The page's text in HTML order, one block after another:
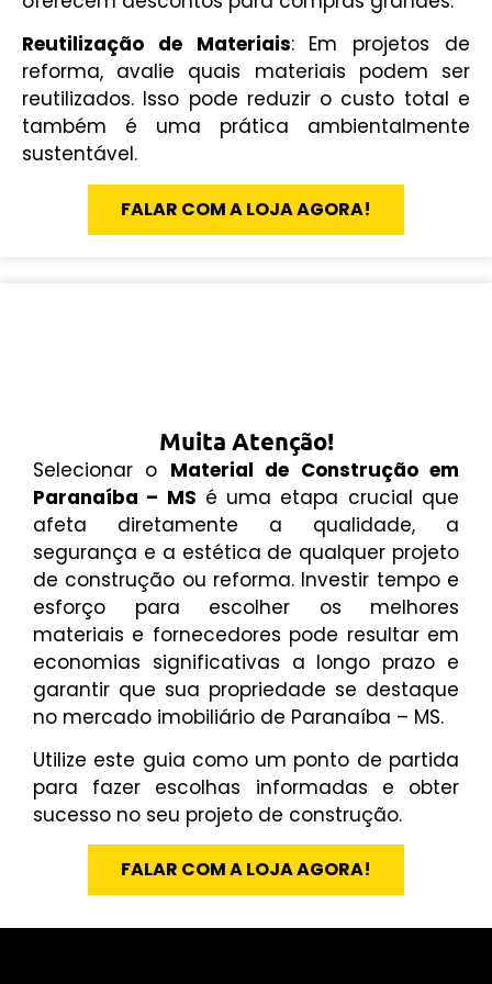
Reutilização de Materiais: Em projetos de
reforma, avalie quais materiais podem ser
reutilizados. Isso pode reduzir o custo total e
também é uma prática ambientalmente
sustentável.
FALAR COM A LOJA AGORA!
Muita Atenção!
Selecionar o Material de Construção em
Paranaíba – MS é uma etapa crucial que
afeta diretamente a qualidade, a
segurança e a estética de qualquer projeto
de construção ou reforma. Investir tempo e
esforço para escolher os melhores
materiais e fornecedores pode resultar em
economias significativas a longo prazo e
garantir que sua propriedade se destaque
no mercado imobiliário de Paranaíba – MS.
Utilize este guia como um ponto de partida
para fazer escolhas informadas e obter
sucesso no seu projeto de construção.
FALAR COM A LOJA AGORA!